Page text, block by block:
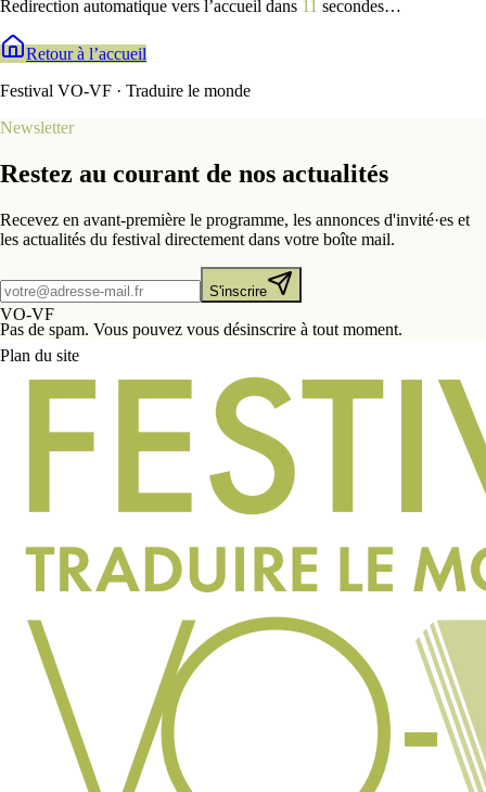
Redirection automatique vers l’accueil dans 9 secondes…
Retour à l’accueil
Festival VO-VF · Traduire le monde
Newsletter
Restez au courant de nos actualités
Recevez en avant-première le programme, les annonces d'invité·es et
les actualités du festival directement dans votre boîte mail.
S'inscrire
Pas de spam. Vous pouvez vous désinscrire à tout moment.
VO-VF
Plan du site